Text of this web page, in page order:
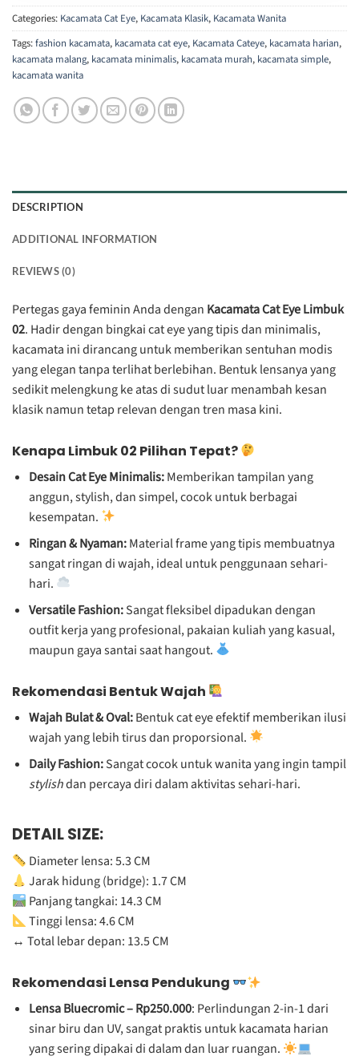
Categories: Kacamata Cat Eye, Kacamata Klasik, Kacamata Wanita
Tags:fashion kacamata, kacamata cat eye, Kacamata Cateye, kacamata harian,
kacamata malang, kacamata minimalis, kacamata murah, kacamata simple,
kacamata wanita
DESCRIPTION
ADDITIONAL INFORMATION
REVIEWS (0)
Pertegas gaya feminin Anda dengan Kacamata Cat Eye Limbuk
02. Hadir dengan bingkai cat eye yang tipis dan minimalis,
kacamata ini dirancang untuk memberikan sentuhan modis
yang elegan tanpa terlihat berlebihan. Bentuk lensanya yang
sedikit melengkung ke atas di sudut luar menambah kesan
klasik namun tetap relevan dengan tren masa kini.
Kenapa Limbuk 02 Pilihan Tepat?
Desain Cat Eye Minimalis:Memberikan tampilan yang
anggun, stylish, dan simpel, cocok untuk berbagai
kesempatan.
Ringan & Nyaman:Material frame yang tipis membuatnya
sangat ringan di wajah, ideal untuk penggunaan sehari-
hari.
Versatile Fashion:Sangat fleksibel dipadukan dengan
outfit kerja yang profesional, pakaian kuliah yang kasual,
maupun gaya santai saat hangout.
Rekomendasi Bentuk Wajah
Wajah Bulat & Oval:Bentuk cat eye efektif memberikan ilusi
wajah yang lebih tirus dan proporsional.
Daily Fashion:Sangat cocok untuk wanita yang ingin tampil
stylishdan percaya diri dalam aktivitas sehari-hari.
DETAIL SIZE:
Diameter lensa: 5.3 CM
Jarak hidung (bridge): 1.7 CM
Panjang tangkai: 14.3 CM
Tinggi lensa: 4.6 CM
↔️ Total lebar depan: 13.5 CM
Rekomendasi Lensa Pendukung
Lensa Bluecromic – Rp250.000: Perlindungan 2-in-1 dari
sinar biru dan UV, sangat praktis untuk kacamata harian
yang sering dipakai di dalam dan luar ruangan.